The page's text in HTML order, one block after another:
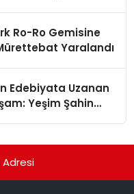
Ro-Ro Gemisine
Yaralandı
Edebiyata Uzanan
Yeşim Şahin